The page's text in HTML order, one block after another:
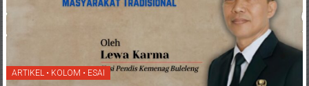
ARTIKEL • KOLOM • ESAI